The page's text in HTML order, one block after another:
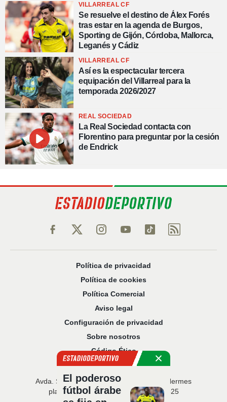
VILLARREAL CF
Se resuelve el destino de Álex Forés
tras estar en la agenda de Burgos,
Sporting de Gijón, Córdoba, Mallorca,
Leganés y Cádiz
VILLARREAL CF
Así es la espectacular tercera
equipación del Villarreal para la
temporada 2026/2027
REAL SOCIEDAD
La Real Sociedad contacta con
Florentino para preguntar por la cesión
de Endrick
Política de privacidad
Política de cookies
Política Comercial
Aviso legal
Configuración de privacidad
Sobre nosotros
Código Ético
Avda. San Francisco Javier, 22 · Edificio Hermes
planta 5 · 41018 Sevilla · T. 954 216 525
El poderoso
fútbol árabe